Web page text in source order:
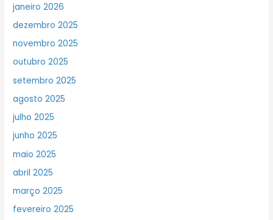
janeiro 2026
dezembro 2025
novembro 2025
outubro 2025
setembro 2025
agosto 2025
julho 2025
junho 2025
maio 2025
abril 2025
março 2025
fevereiro 2025